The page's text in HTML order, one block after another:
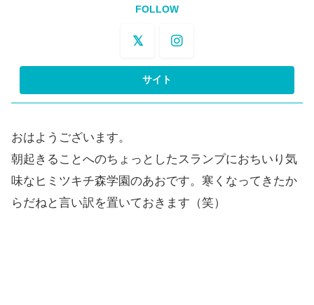
FOLLOW
おはようございます。
朝起きることへのちょっとしたスランプにおちいり気
味なヒミツキチ森学園のあおです。寒くなってきたか
らだねと言い訳を置いておきます（笑）